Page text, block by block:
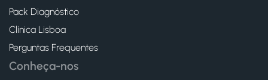
Pack Diagnóstico
Clínica Lisboa
Perguntas Frequentes
Conheça-nos